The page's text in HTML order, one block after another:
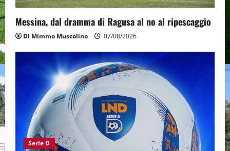
Messina, dal dramma di Ragusa al no al ripescaggio
Di Mimmo Muscolino 07/08/2026
Serie D